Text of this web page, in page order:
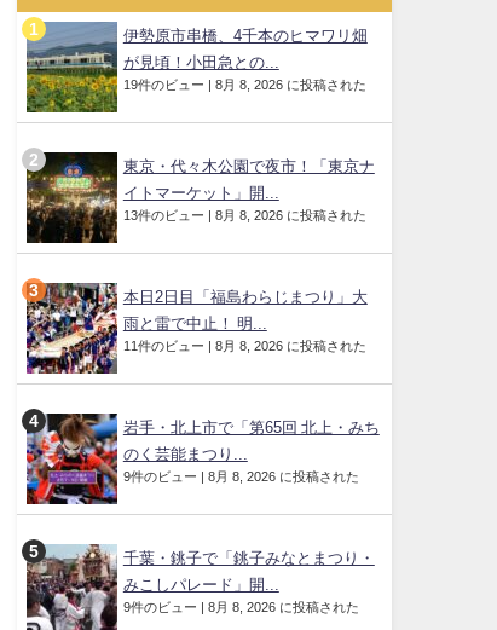
伊勢原市串橋、4千本のヒマワリ畑
が見頃！小田急との...
19件のビュー | 8月 8, 2026 に投稿された
東京・代々木公園で夜市！「東京ナ
イトマーケット」開...
13件のビュー | 8月 8, 2026 に投稿された
本日2日目「福島わらじまつり」大
雨と雷で中止！ 明...
11件のビュー | 8月 8, 2026 に投稿された
岩手・北上市で「第65回 北上・みち
のく芸能まつり...
9件のビュー | 8月 8, 2026 に投稿された
千葉・銚子で「銚子みなとまつり・
みこしパレード」開...
9件のビュー | 8月 8, 2026 に投稿された